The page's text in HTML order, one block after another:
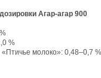
Агар-агар 900
%
молоко»: 0,48–0,7 %